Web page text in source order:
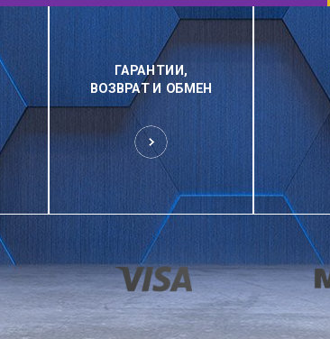
ГАРАНТИИ,
ВОЗВРАТ И ОБМЕН